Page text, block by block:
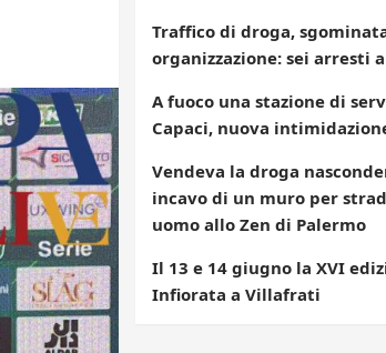
Traffico di droga,
organizzazione: sei arresti
A fuoco una stazione di
Capaci, nuova
Vendeva la droga
incavo di un muro per
uomo allo Zen di Palermo
Il 13 e 14 giugno la XVI
Infiorata a Villafrati